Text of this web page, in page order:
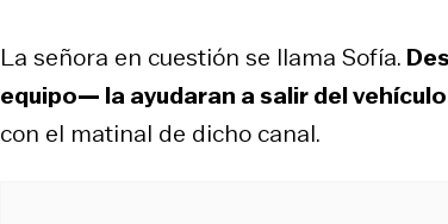
La señora en cuestión se llama Sofía.
equipo— la ayudaran a salir del
con el matinal de dicho canal.